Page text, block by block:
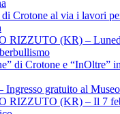
di Crotone al via i lavori
RIZZUTO (KR) –
di Crotone e “InOltre”
gratuito al
RIZZUTO (KR) – Il 7